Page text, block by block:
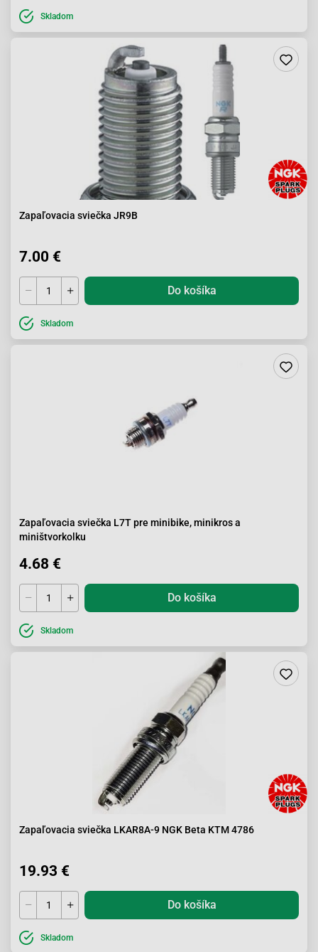
Skladom
Zapaľovacia sviečka JR9B
7.00 €
Do košíka
Skladom
Zapaľovacia sviečka L7T pre minibike, minikros a
miništvorkolku
4.68 €
Do košíka
Skladom
Zapaľovacia sviečka LKAR8A-9 NGK Beta KTM 4786
19.93 €
Do košíka
Skladom